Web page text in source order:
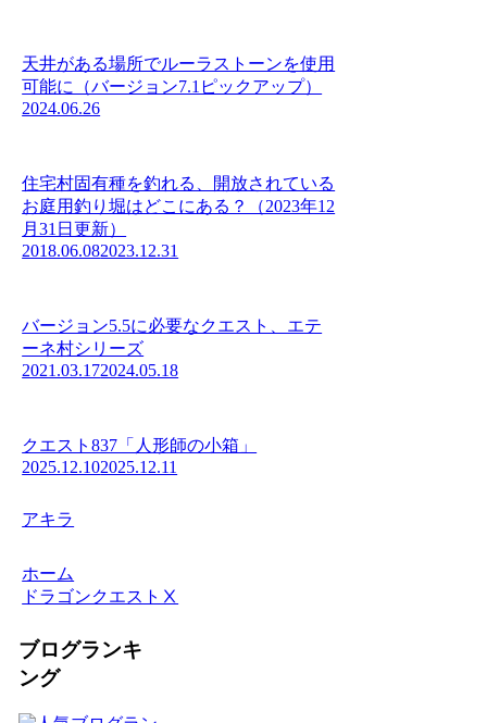
天井がある場所でルーラストーンを使用
可能に（バージョン7.1ピックアップ）
2024.06.26
住宅村固有種を釣れる、開放されている
お庭用釣り堀はどこにある？（2023年12
月31日更新）
2018.06.082023.12.31
バージョン5.5に必要なクエスト、エテ
ーネ村シリーズ
2021.03.172024.05.18
クエスト837「人形師の小箱」
2025.12.102025.12.11
アキラ
ホーム
ドラゴンクエストⅩ
ブログランキ
ング